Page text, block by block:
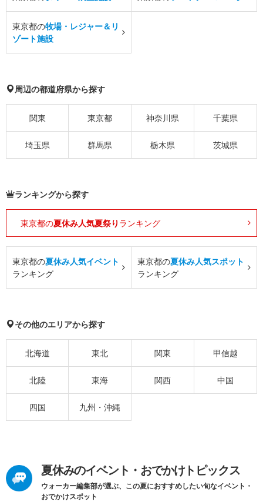
東京都の牧場・レジャー＆リ
ゾート施設
周辺の都道府県から探す
関東 東京都 神奈川県 千葉県
埼玉県 群馬県 栃木県 茨城県
ランキングから探す
東京都の夏休み人気夏祭り ランキング
東京都の夏休み人気イベント
ランキング
東京都の夏休み人気スポット
ランキング
その他のエリアから探す
北海道 東北 関東 甲信越
北陸 東海 関西 中国
四国 九州・沖縄
夏休みのイベント・おでかけトピックス
ウォーカー編集部が選ぶ、この夏におすすめしたい旬なイベント・
おでかけスポット